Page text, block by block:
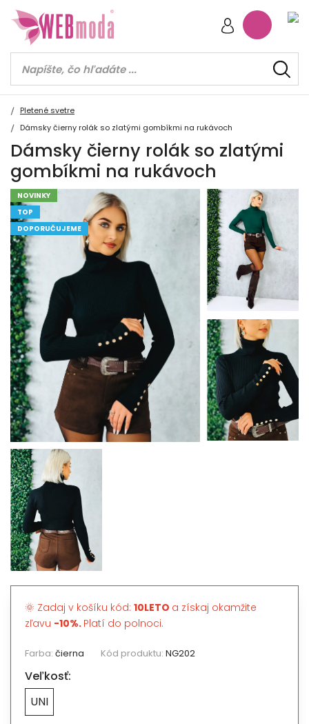
Pletené svetre
Dámsky čierny rolák so zlatými gombíkmi na rukávoch
Dámsky čierny rolák so zlatými
gombíkmi na rukávoch
NOVINKY
TOP
DOPORUČUJEME
🌞 Zadaj v košíku kód: 10LETO a získaj okamžite
zľavu -10%. Platí do polnoci.
Farba: čierna Kód produktu: NG202
Veľkosť:
UNI